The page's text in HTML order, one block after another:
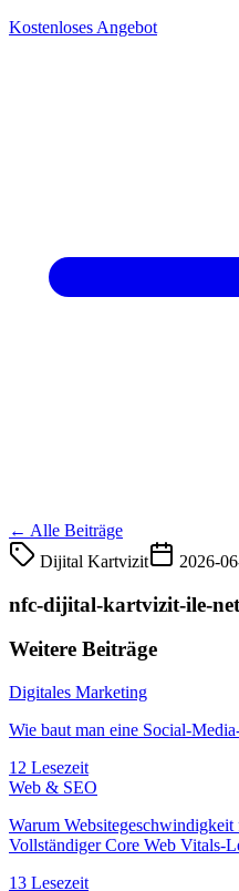
Kostenloses Angebot
← Alle Beiträge
Dijital Kartvizit
2026-
nfc-dijital-kartvizit-ile-
Weitere Beiträge
Digitales Marketing
Wie baut man eine Social-
12 Lesezeit
Web & SEO
Warum
Vollständiger Core Web Vitals-
13 Lesezeit